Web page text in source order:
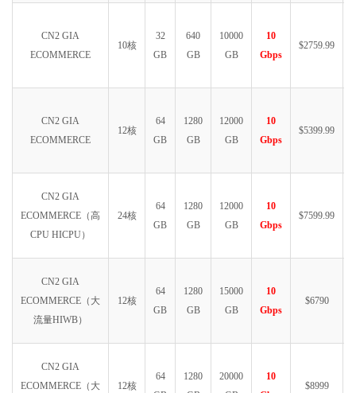
CN2 GIA
ECOMMERCE
10核
32
GB
640
GB
10000
GB
10
Gbps
$2759.99
CN2 GIA
ECOMMERCE
12核
64
GB
1280
GB
12000
GB
10
Gbps
$5399.99
CN2 GIA
ECOMMERCE（高
CPU HICPU）
24核
64
GB
1280
GB
12000
GB
10
Gbps
$7599.99
CN2 GIA
ECOMMERCE（大
流量HIWB）
12核
64
GB
1280
GB
15000
GB
10
Gbps
$6790
CN2 GIA
ECOMMERCE（大
12核
64
1280
20000
10
$8999